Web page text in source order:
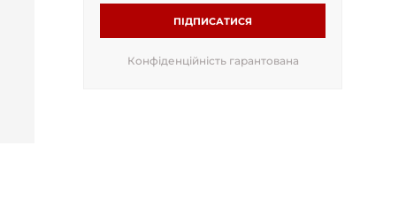
ПІДПИСАТИСЯ
Конфіденційність гарантована